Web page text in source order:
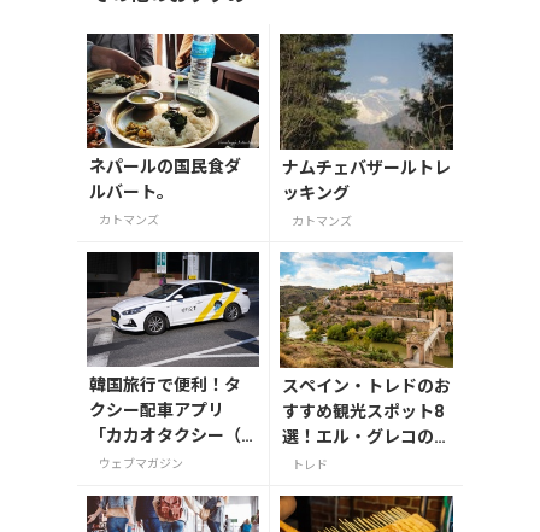
ネパールの国民食ダ
ルバート。
カトマンズ
ナムチェバザールトレ
ッキング
カトマンズ
韓国旅行で便利！タ
クシー配車アプリ
「カカオタクシー（K
AKAO T）」の登録・
ウェブマガジン
スペイン・トレドのお
すすめ観光スポット8
選！エル・グレコの傑
作や古都の魅力を満喫
トレド